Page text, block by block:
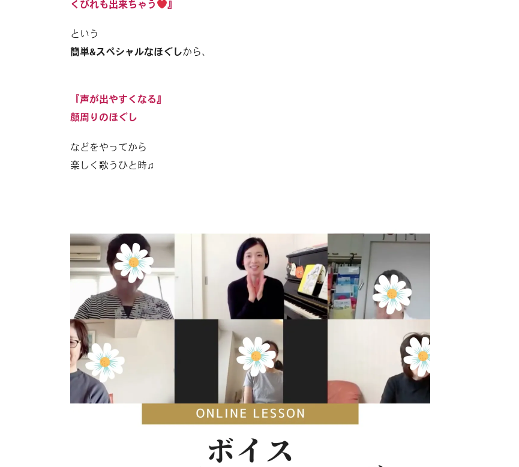
くびれも出来ちゃう
』
という
簡単&スペシャルなほぐしから、
『声が出やすくなる』
顔周りのほぐし
などをやってから
楽しく歌うひと時♫